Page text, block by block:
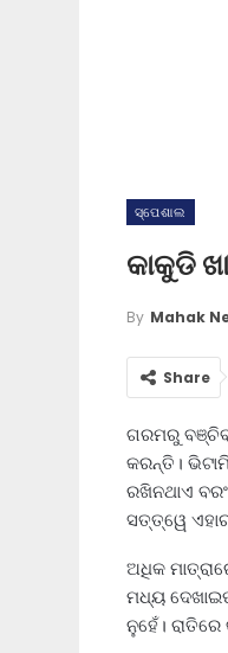
ସ୍ପେଶାଲ
କାକୁଡି
By Mahak
Share
ଗରମରୁ
କରନ୍ତି।
ରଖିନଥାଏ
ସତ୍ତ୍ୱେ
ଅଧିକ
ମଧ୍ୟ
ନୁହେଁ। ରାତିରେ